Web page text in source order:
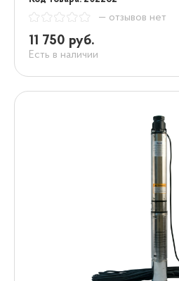
— отзывов нет
11 750 руб.
Есть в наличии